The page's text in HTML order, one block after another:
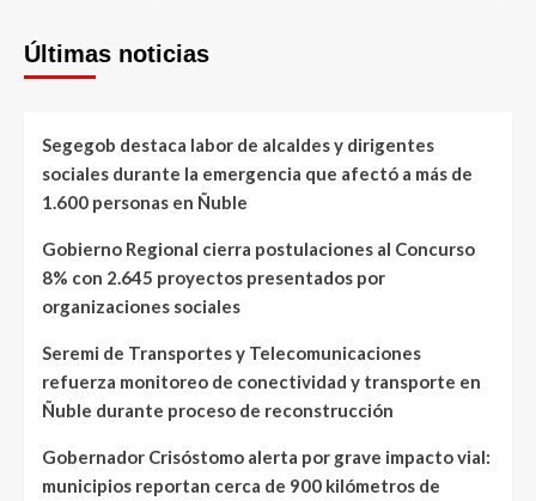
Últimas noticias
Segegob destaca labor de alcaldes y dirigentes
sociales durante la emergencia que afectó a más de
1.600 personas en Ñuble
Gobierno Regional cierra postulaciones al Concurso
8% con 2.645 proyectos presentados por
organizaciones sociales
Seremi de Transportes y Telecomunicaciones
refuerza monitoreo de conectividad y transporte en
Ñuble durante proceso de reconstrucción
Gobernador Crisóstomo alerta por grave impacto vial:
municipios reportan cerca de 900 kilómetros de